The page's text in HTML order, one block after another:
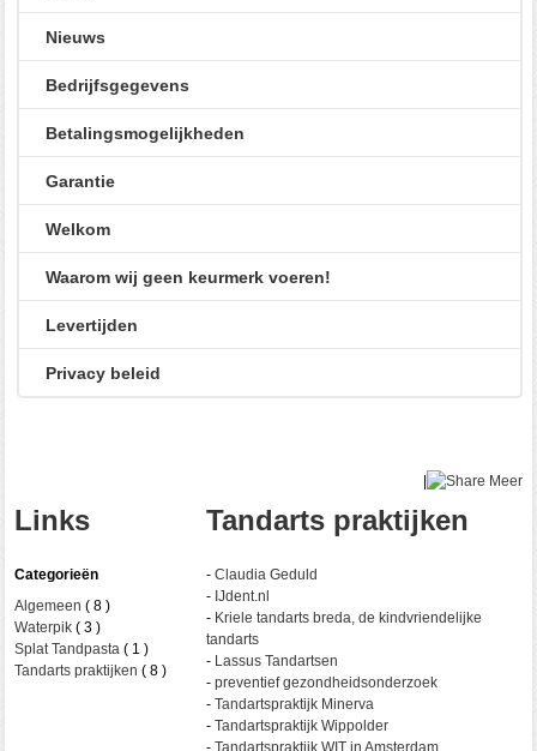
Nieuws
Bedrijfsgegevens
Betalingsmogelijkheden
Garantie
Welkom
Waarom wij geen keurmerk voeren!
Levertijden
Privacy beleid
| Meer
Links
Categorieën
Algemeen ( 8 )
Waterpik ( 3 )
Splat Tandpasta ( 1 )
Tandarts praktijken ( 8 )
Tandarts praktijken
-Claudia Geduld
- IJdent.nl
- Kriele tandarts breda, de kindvriendelijke
tandarts
- Lassus Tandartsen
-preventief gezondheidsonderzoek
-Tandartspraktijk Minerva
-Tandartspraktijk Wippolder
-Tandartspraktijk WIT in Amsterdam